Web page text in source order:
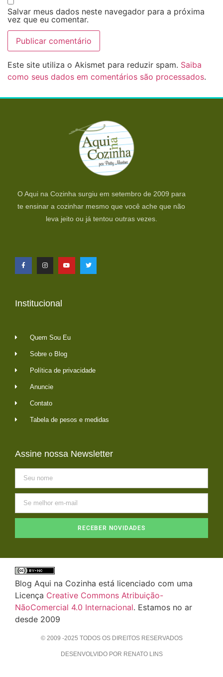
Salvar meus dados neste navegador para a próxima
vez que eu comentar.
Este site utiliza o Akismet para reduzir spam. Saiba
como seus dados em comentários são processados.
O Aqui na Cozinha surgiu em setembro de 2009 para
te ensinar a cozinhar mesmo que você ache que não
leva jeito ou já tentou outras vezes.
Institucional
Quem Sou Eu
Sobre o Blog
Política de privacidade
Anuncie
Contato
Tabela de pesos e medidas
Assine nossa Newsletter
RECEBER NOVIDADES
Blog Aqui na Cozinha está licenciado com uma
Licença Creative Commons Atribuição-
NãoComercial 4.0 Internacional. Estamos no ar
desde 2009
© 2009 -2025 TODOS OS DIREITOS RESERVADOS
DESENVOLVIDO POR RENATO LINS